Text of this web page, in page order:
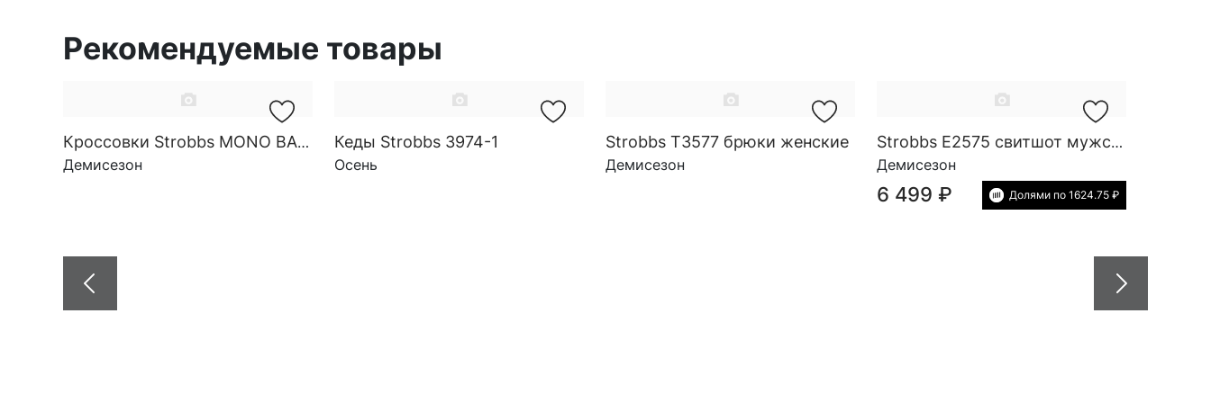
Рекомендуемые товары
Кроссовки Strobbs MONO BASE SG M 3938-19
Демисезон
Кеды Strobbs 3974-1
Осень
Strobbs T3577 брюки женские
Демисезон
Strobbs E2575 свитшот мужской
Демисезон
6 499 ₽ Долями по 1624.75 ₽